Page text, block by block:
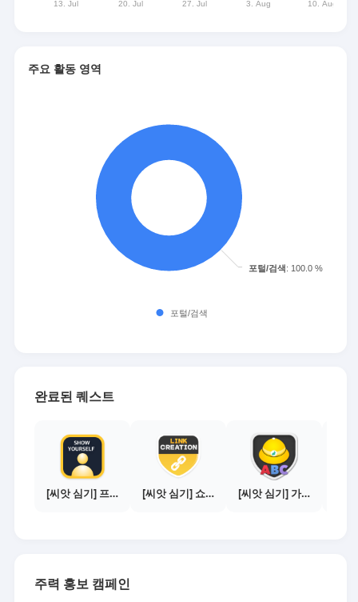
주요 활동 영역
완료된 퀘스트
[씨앗 심기] 프로필 사진 등록하기 [씨앗 심기] 쇼핑몰 링크 발급하기 - 제휴몰 10곳 [씨앗 심기] 가이드보기 - 매체별 활동 가이드
주력 홍보 캠페인